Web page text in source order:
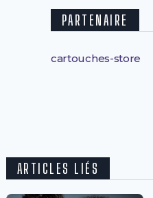
PARTENAIRE
cartouches-store
ARTICLES LIÉS